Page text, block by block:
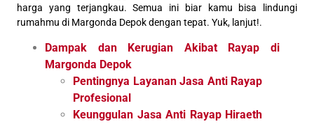
harga yang terjangkau. Semua ini biar kamu bisa lindungi
rumahmu di Margonda Depok dengan tepat. Yuk, lanjut!.
Dampak dan Kerugian Akibat Rayap di
Margonda Depok
Pentingnya Layanan Jasa Anti Rayap
Profesional
Keunggulan Jasa Anti Rayap Hiraeth